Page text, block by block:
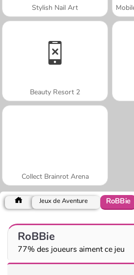
Stylish Nail Art
Beauty Resort 2
Collect Brainrot Arena
Jeux de Aventure RoBBie
RoBBie
77% des joueurs aiment ce jeu